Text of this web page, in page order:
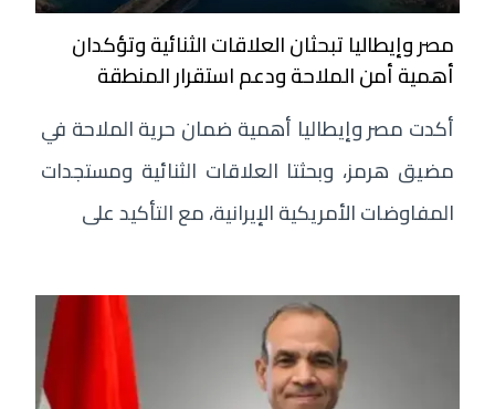
مصر وإيطاليا تبحثان العلاقات الثنائية وتؤكدان
أهمية أمن الملاحة ودعم استقرار المنطقة
أكدت مصر وإيطاليا أهمية ضمان حرية الملاحة في
مضيق هرمز، وبحثتا العلاقات الثنائية ومستجدات
المفاوضات الأمريكية الإيرانية، مع التأكيد على